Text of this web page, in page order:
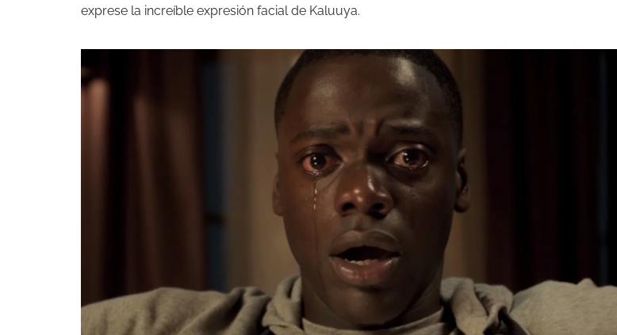
exprese la increíble expresión facial de Kaluuya.